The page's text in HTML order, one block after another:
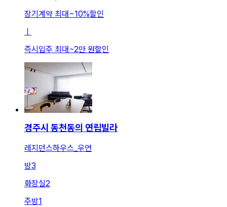
장기계약 최대~10%할인
ㅣ
즉시입주 최대~2만 원할인
경주시 동천동의 연립빌라
레지던스하우스_우연
방3
화장실2
주방1